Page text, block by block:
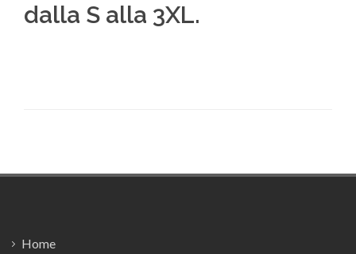
dalla S alla 3XL.
Home